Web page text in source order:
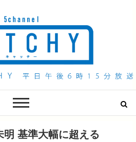
Headline
基準大幅に超える